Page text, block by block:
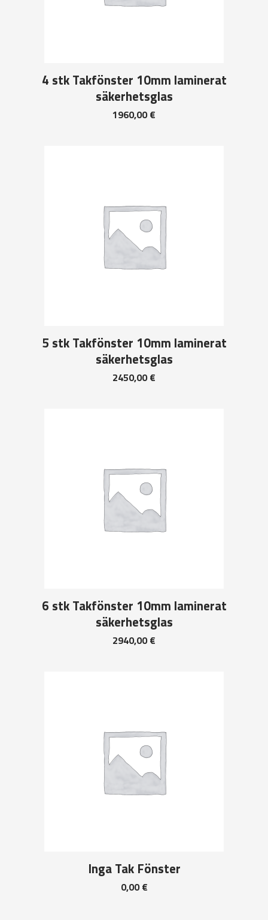
4 stk Takfönster 10mm laminerat
säkerhetsglas
1960,00€
5 stk Takfönster 10mm laminerat
säkerhetsglas
2450,00€
6 stk Takfönster 10mm laminerat
säkerhetsglas
2940,00€
Inga Tak Fönster
0,00€